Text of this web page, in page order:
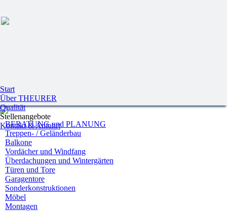
BERATUNG und PLANUNG
Treppen- / Geländerbau
Balkone
Vordächer und Windfang
Überdachungen und Wintergärten
Türen und Tore
Garagentore
Sonderkonstruktionen
Möbel
Montagen
Start
Über THEURER
Qualität
Stellenangebote
Kontakt & Anfahrt